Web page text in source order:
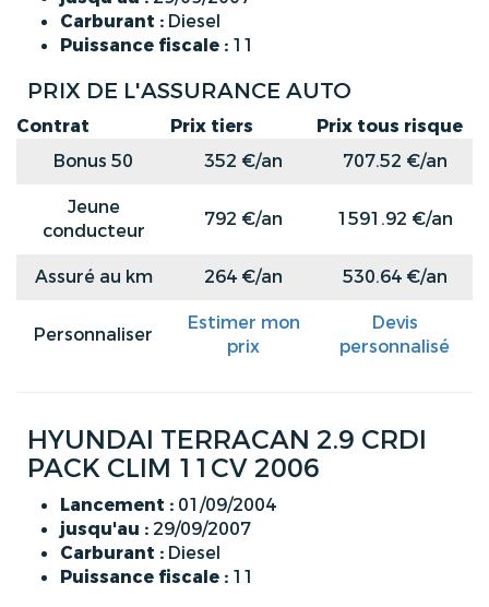
Carburant : Diesel
Puissance fiscale : 11
PRIX DE L'ASSURANCE AUTO
Contrat Prix tiers
Prix tous risque
Bonus 50
352 €/an
707.52 €/an
Jeune
conducteur
792 €/an 1591.92 €/an
Assuré au km 264 €/an 530.64 €/an
Personnaliser
Estimer mon
prix
Devis
personnalisé
HYUNDAI TERRACAN 2.9 CRDI
PACK CLIM 11CV 2006
Lancement : 01/09/2004
jusqu'au : 29/09/2007
Carburant : Diesel
Puissance fiscale : 11